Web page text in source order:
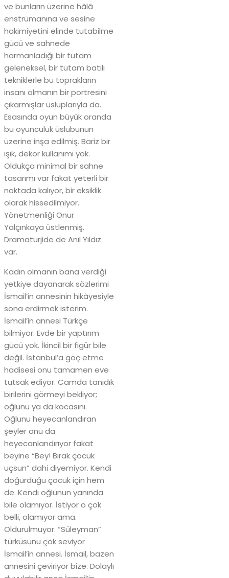
ve bunların üzerine hâlâ
enstrümanına ve sesine
hakimiyetini elinde tutabilme
gücü ve sahnede
harmanladığı bir tutam
geleneksel, bir tutam batılı
tekniklerle bu toprakların
insanı olmanın bir portresini
çıkarmışlar üsluplarıyla da.
Esasında oyun büyük oranda
bu oyunculuk üslubunun
üzerine inşa edilmiş. Bariz bir
ışık, dekor kullanımı yok.
Oldukça minimal bir sahne
tasarımı var fakat yeterli bir
noktada kalıyor, bir eksiklik
olarak hissedilmiyor.
Yönetmenliği Onur
Yalçınkaya üstlenmiş.
Dramaturjide de Anıl Yıldız
var.
Kadın olmanın bana verdiği
yetkiye dayanarak sözlerimi
İsmail’in annesinin hikâyesiyle
sona erdirmek isterim.
İsmail’in annesi Türkçe
bilmiyor. Evde bir yaptırım
gücü yok. İkincil bir figür bile
değil. İstanbul’a göç etme
hadisesi onu tamamen eve
tutsak ediyor. Camda tanıdık
birilerini görmeyi bekliyor;
oğlunu ya da kocasını.
Oğlunu heyecanlandıran
şeyler onu da
heyecanlandırıyor fakat
beyine “Bey! Bırak çocuk
uçsun” dahi diyemiyor. Kendi
doğurduğu çocuk için hem
de. Kendi oğlunun yanında
bile olamıyor. İstiyor o çok
belli, olamıyor ama.
Oldurulmuyor. “Süleyman”
türküsünü çok seviyor
İsmail’in annesi. İsmail, bazen
annesini çeviriyor bize. Dolaylı